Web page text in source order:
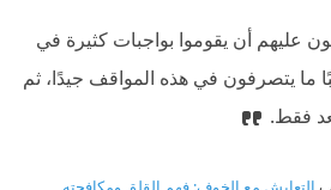
عليهم أن يقوموا بواجبات كثيرة في
ما يتصرفون في هذه المواقف جيدًا، ثم
فقط.